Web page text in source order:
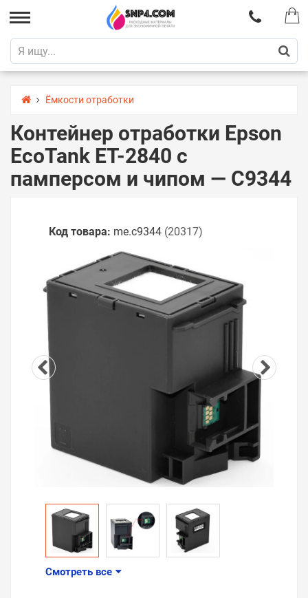
Ёмкости отработки
Контейнер отработки Epson
EcoTank ET-2840 с
памперсом и чипом — C9344
Код товара: me.c9344 (20317)
Смотреть все